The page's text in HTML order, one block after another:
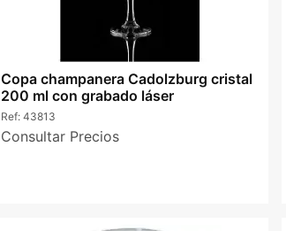
Copa champanera Cadolzburg cristal
200 ml con grabado láser
Ref:43813
Consultar Precios